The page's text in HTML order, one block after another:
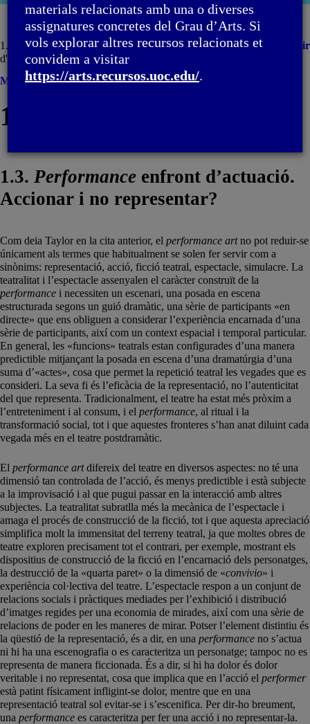
1. Introducció / 1.3.Performanceenfront
d'actuació. Accionar i no representar?
Imprimir
Menú
1. Introducció
1.3. Performance enfront d’actuació.
Accionar i no representar?
Com deia Taylor en la cita anterior, el performance artno pot reduir-se
únicament als termes que habitualment se solen fer servir com a
sinònims: representació, acció, ficció teatral, espectacle, simulacre. La
teatralitat i l’espectacle assenyalen el caràcter construït de la
performance i necessiten un escenari, una posada en escena
estructurada segons un guió dramàtic, una sèrie de participants «en
directe» que ens obliguen a considerar l’experiència encarnada d’una
sèrie de participants, així com un context espacial i temporal particular.
En general, les «funcions» teatrals estan configurades d’una manera
predictible mitjançant la posada en escena d’una dramatúrgia d’una
suma d’«actes», cosa que permet la repetició teatral les vegades que es
consideri. La seva fi és l’eficàcia de la representació, no l’autenticitat
del que representa. Tradicionalment, el teatre ha estat més pròxim a
l’entreteniment i al consum, i el performance, al ritual i la
transformació social, tot i que aquestes fronteres s’han anat diluint cada
vegada més en el teatre postdramàtic.
El performance artdifereix del teatre en diversos aspectes: no té una
dimensió tan controlada de l’acció, és menys predictible i està subjecte
a la improvisació i al que pugui passar en la interacció amb altres
subjectes. La teatralitat subratlla més la mecànica de l’espectacle i
amaga el procés de construcció de la ficció, tot i que aquesta apreciació
simplifica molt la immensitat del terreny teatral, ja que moltes obres de
teatre exploren precisament tot el contrari, per exemple, mostrant els
dispositius de construcció de la ficció en l’encarnació dels personatges,
la destrucció de la «quarta paret» o la dimensió de «convivio» i
experiència col·lectiva del teatre. L’espectacle respon a un conjunt de
relacions socials i pràctiques mediades per l’exhibició i distribució
d’imatges regides per una economia de mirades, així com una sèrie de
relacions de poder en les maneres de mirar. Potser l’element distintiu és
la qüestió de la representació, és a dir, en una performance no s’actua
ni hi ha una escenografia o es caracteritza un personatge; tampoc no es
representa de manera ficcionada. És a dir, si hi ha dolor és dolor
veritable i no representat, cosa que implica que en l’acció el performer
està patint físicament infligint-se dolor, mentre que en una
representació teatral sol evitar-se i s’escenifica. Per dir-ho breument,
una performance es caracteritza per fer una acció i no representar-la.
materials relacionats amb una o diverses
assignatures concretes del Grau d’Arts. Si
vols explorar altres recursos relacionats et
convidem a visitar
https://arts.recursos.uoc.edu/.